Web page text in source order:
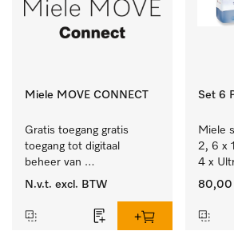
Miele MOVE CONNECT
Gratis toegang gratis
toegang tot digitaal
beheer van
Miele Professional
N.v.t. excl. BTW
Set 6
Miele
2, 6 x
4 x
2 x
80,00